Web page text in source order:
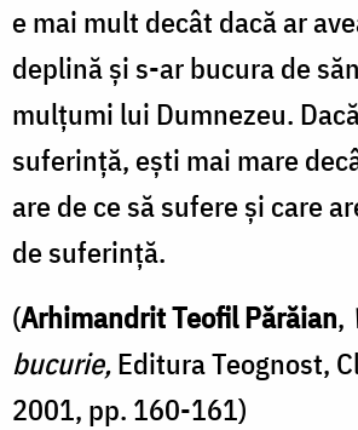
e mai mult decât dacă ar
deplină şi s-ar bucura de
mulţumi lui Dumnezeu.
suferinţă, eşti mai mare
are de ce să sufere şi care
de suferinţă.
(Arhimandrit Teofil Părăian,
bucurie,Editura Teognost,
2001, pp. 160-161)